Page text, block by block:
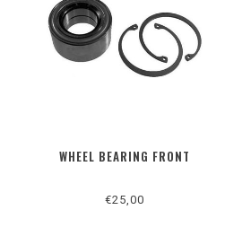
WHEEL BEARING FRONT
€25,00